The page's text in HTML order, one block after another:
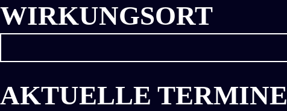
WIRKUNGSORT
AKTUELLE TERMINE